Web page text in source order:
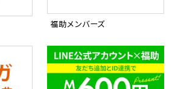
福助メンバーズ